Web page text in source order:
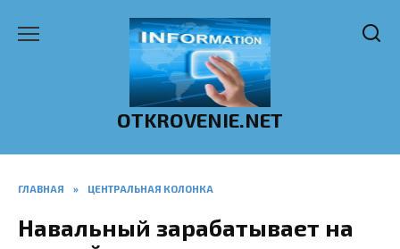
OTKROVENIE.NET
ГЛАВНАЯ » ЦЕНТРАЛЬНАЯ КОЛОНКА
Навальный зарабатывает на